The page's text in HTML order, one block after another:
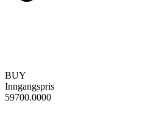
BUY
Inngangspris
59700.0000